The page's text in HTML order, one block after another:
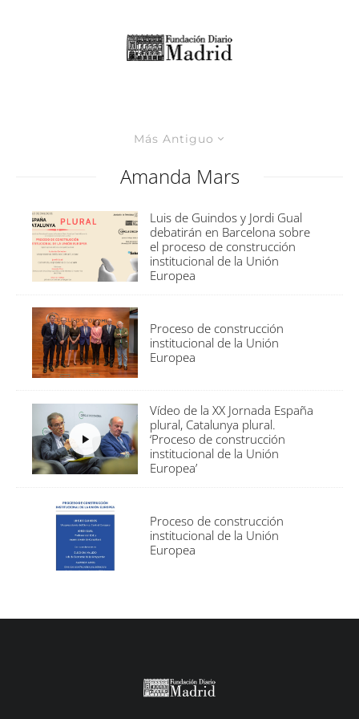
Más Antiguo
Amanda Mars
Luis de Guindos y Jordi Gual
debatirán en Barcelona sobre
el proceso de construcción
institucional de la Unión
Europea
Proceso de construcción
institucional de la Unión
Europea
Vídeo de la XX Jornada España
plural, Catalunya plural.
‘Proceso de construcción
institucional de la Unión
Europea’
Proceso de construcción
institucional de la Unión
Europea